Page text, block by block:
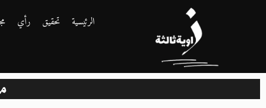
الرئيسية تحقيق رأي